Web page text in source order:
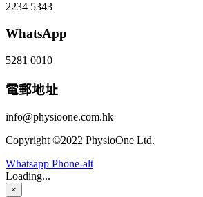
2234 5343
WhatsApp
5281 0010
電郵地址
info@physioone.com.hk
Copyright ©2022 PhysioOne Ltd.
Whatsapp Phone-alt
Loading...
×